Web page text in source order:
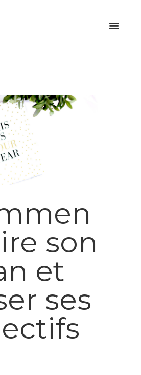
son
et
ses